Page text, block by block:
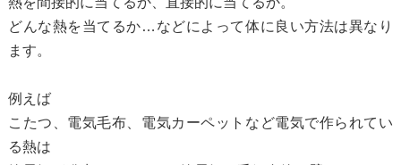
どんな熱を当てるか…などによって体に良い方法は異なり
ます。
例えば
こたつ、電気毛布、電気カーペットなど電気で作られてい
る熱は